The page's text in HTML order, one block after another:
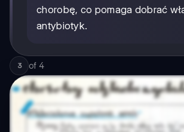
chorobę, co pomaga dobrać
antybiotyk.
3 of 4